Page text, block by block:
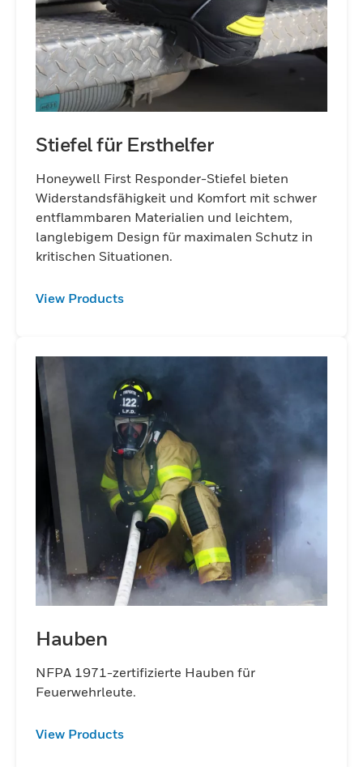
Stiefel für Ersthelfer
Honeywell First Responder-Stiefel bieten
Widerstandsfähigkeit und Komfort mit schwer
entflammbaren Materialien und leichtem,
langlebigem Design für maximalen Schutz in
kritischen Situationen.
View Products
Hauben
NFPA 1971-zertifizierte Hauben für
Feuerwehrleute.
View Products